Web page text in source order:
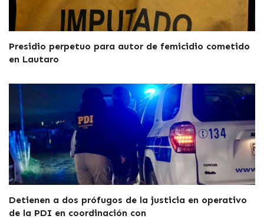
Presidio perpetuo para autor de femicidio cometido
en Lautaro
Detienen a dos prófugos de la justicia en operativo
de la PDI en coordinación con